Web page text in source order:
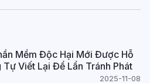
Mềm Độc Hại Mới Được Hỗ
Viết Lại Để Lẩn Tránh Phát
2025-11-08